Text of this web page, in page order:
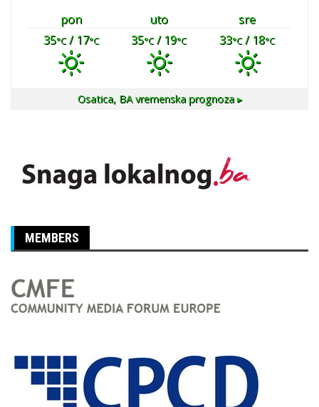
pon uto
sre
35°C/ 17°C 35°C/ 19°C 33°C/ 18°C
Osatica, BAvremenska prognoza ▸
MEMBERS